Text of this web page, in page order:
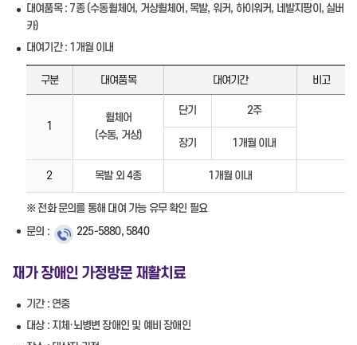
대여품목 : 7종 (수동휠체어, 거상휠체어, 목발, 워커, 하이워커, 네발지팡이, 실버
카)
대여기간 : 1개월 이내
구분 대여품목 대여기간 비고
1
휠체어
(수동, 거상)
단기 2주
장기 1개월 이내
2 목발 외 4종 1개월 이내
※ 전화 문의를 통해 대여 가능 유무 확인 필요
문의 :
225-5880, 5840
재가 장애인 가정방문 재활치료
기간 : 연중
대상 : 지체·뇌병변 장애인 및 예비 장애인